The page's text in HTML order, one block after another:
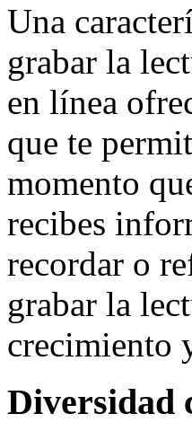
Una
grabar la
en línea
que te
momento
recibes
recordar o
grabar la
crecimiento
Diversidad